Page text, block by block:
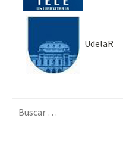
UdelaR